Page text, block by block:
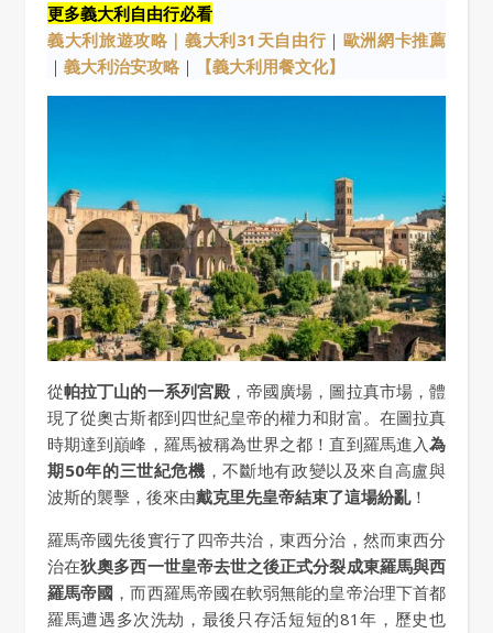
更多義大利自由行必看
義大利旅遊攻略｜義大利31天自由行｜ 歐洲網卡推薦
｜ 義大利治安攻略 ｜ 【義大利用餐文化】
從帕拉丁山的一系列宮殿，帝國廣場，圖拉真市場，體
現了從奧古斯都到四世紀皇帝的權力和財富。在圖拉真
時期達到巔峰，羅馬被稱為世界之都！直到羅馬進入為
期50年的三世紀危機 ，不斷地有政變以及來自高盧與
波斯的襲擊，後來由戴克里先皇帝結束了這場紛亂！
羅馬帝國先後實行了四帝共治，東西分治，然而東西分
治在狄奧多西一世皇帝去世之後正式分裂成東羅馬與西
羅馬帝國 ，而西羅馬帝國在軟弱無能的皇帝治理下首都
羅馬遭遇多次洗劫，最後只存活短短的81年，歷史也